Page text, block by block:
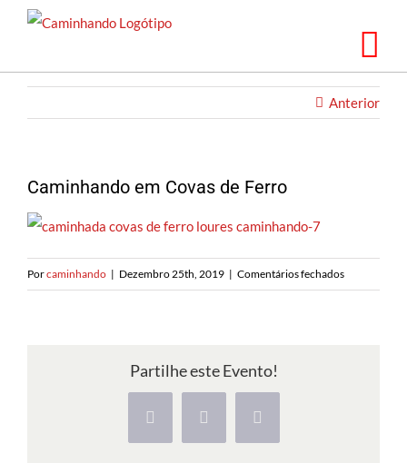
Saltar
Anterior
Caminhando em Covas de Ferro
Porcaminhando | Dezembro 25th, 2019 | Comentários fechadosem
Caminhando
Partilhe este Evento!
Facebook
X Pinterest